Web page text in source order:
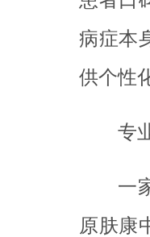
病症本
供个性
专
一
原肤康